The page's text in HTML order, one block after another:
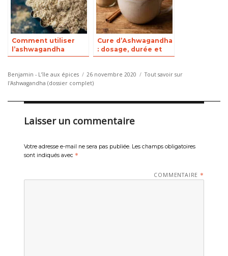
Comment utiliser
l’ashwagandha
contre le stress et
Cure d’Ashwagandha
: dosage, durée et
comment la faire
Auteur
Benjamin - L’île aux épices
Publié
le
26 novembre 2020 Catégories
Tout savoir sur
l'Ashwagandha (dossier complet)
Laisser un commentaire
Votre adresse e-mail ne sera pas publiée. Les champs obligatoires
sont indiqués avec *
COMMENTAIRE *